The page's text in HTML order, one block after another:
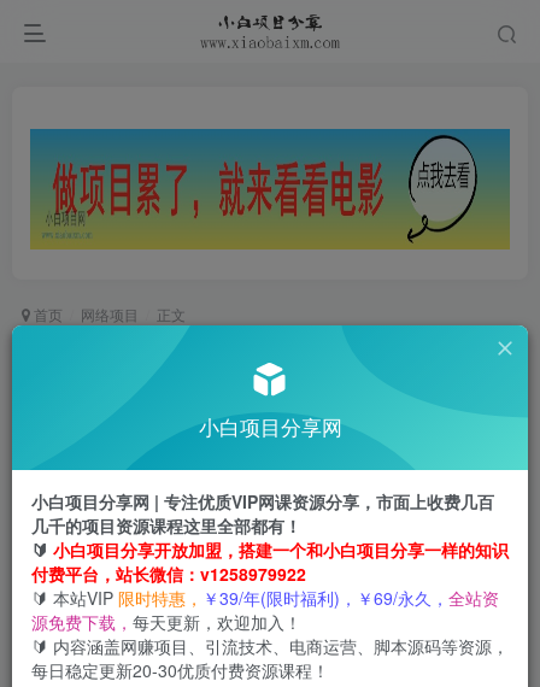
首页 网络项目 正文
最新爱奇艺创作者分成计划新玩法，冷门赛道轻松
2年前发布
关注
0 361 16
此内容为会员免费，请付费后查看
云币3 限时特惠
云币 9
会员免费
小白项目分享网
小白项目分享网 | 专注优质VIP网课资源分享，市面上收费几百
几千的项目资源课程这里全部都有！
🔰 小白项目分享开放加盟，搭建一个和小白项目分享一样的知识
付费平台，站长微信：v1258979922
🔰 本站VIP 限时特惠， ￥39/年(限时福利)，￥69/永久， 全站资
源免费下载， 每天更新，欢迎加入！
🔰 内容涵盖网赚项目、引流技术、电商运营、脚本源码等资源，
每日稳定更新20-30优质付费资源课程！